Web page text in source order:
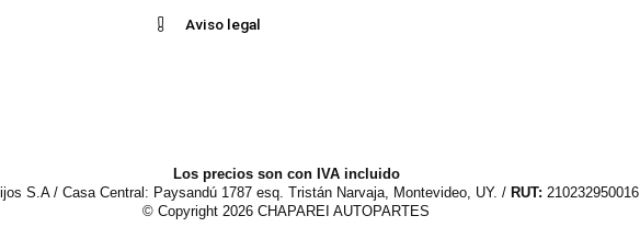
Aviso legal
Los precios son con IVA incluido
S.A / Casa Central: Paysandú 1787 esq. Tristán Narvaja, Montevideo, UY. / RUT: 210232950016
© Copyright 2026 CHAPAREI AUTOPARTES